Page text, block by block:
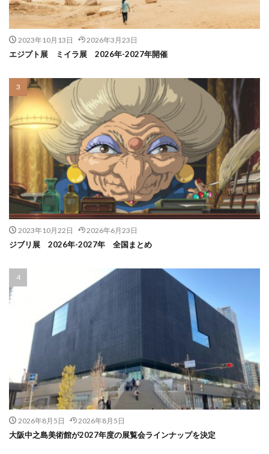
2023年10月13日 2026年3月23日
エジプト展 ミイラ展 2026年-2027年開催
2023年10月22日 2026年6月23日
ジブリ展 2026年-2027年 全国まとめ
2026年8月5日 2026年8月5日
大阪中之島美術館が2027年度の展覧会ラインナップを決定